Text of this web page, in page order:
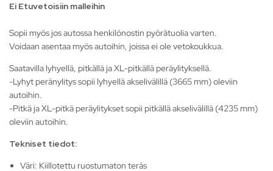
Ei Etuvetoisiin malleihin
Sopii myös jos autossa henkilönostin pyörätuolia varten.
Voidaan asentaa myös autoihin, joissa ei ole vetokoukkua.
Saatavilla lyhyellä, pitkällä ja XL-pitkällä peräylityksellä.
-Lyhyt peränylitys sopii lyhyellä akselivälillä (3665 mm) oleviin
autoihin.
-Pitkä ja XL-pitkä peräylitykset sopii pitkällä akselivälillä (4235 mm)
oleviin autoihin.
Tekniset tiedot:
Väri: Kiillotettu ruostumaton teräs